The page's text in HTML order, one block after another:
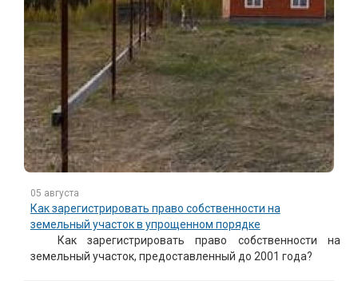
05 августа
Как зарегистрировать право собственности на
земельный участок в упрощенном порядке
Как зарегистрировать право собственности на
земельный участок, предоставленный до 2001 года?